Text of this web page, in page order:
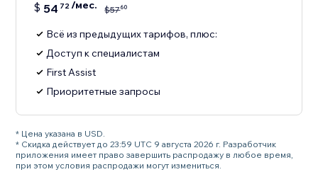
$ 54 72/мес. $5760
Всё из предыдущих тарифов, плюс:
Доступ к специалистам
First Assist
Приоритетные запросы
* Цена указана в USD.
* Скидка действует до 23:59 UTC 9 августа 2026 г. Разработчик
приложения имеет право завершить распродажу в любое время,
при этом условия распродажи могут измениться.